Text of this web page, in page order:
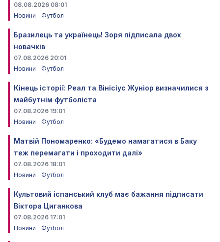
08.08.2026 08:01
Новини
Футбол
Бразилець та українець! Зоря підписала двох
новачків
07.08.2026 20:01
Новини
Футбол
Кінець історії: Реал та Вінісіус Жуніор визначилися з
майбутнім футболіста
07.08.2026 19:01
Новини
Футбол
Матвій Пономаренко: «Будемо намагатися в Баку
теж перемагати і проходити далі»
07.08.2026 18:01
Новини
Футбол
Культовий іспанський клуб має бажання підписати
Віктора Циганкова
07.08.2026 17:01
Новини
Футбол